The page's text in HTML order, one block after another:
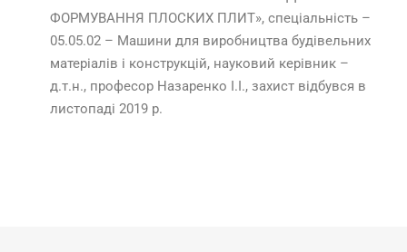
ФОРМУВАННЯ ПЛОСКИХ ПЛИТ», спеціальність –
05.05.02 – Машини для виробництва будівельних
матеріалів і конструкцій, науковий керівник –
д.т.н., професор Назаренко І.І., захист відбувся в
листопаді 2019 р.